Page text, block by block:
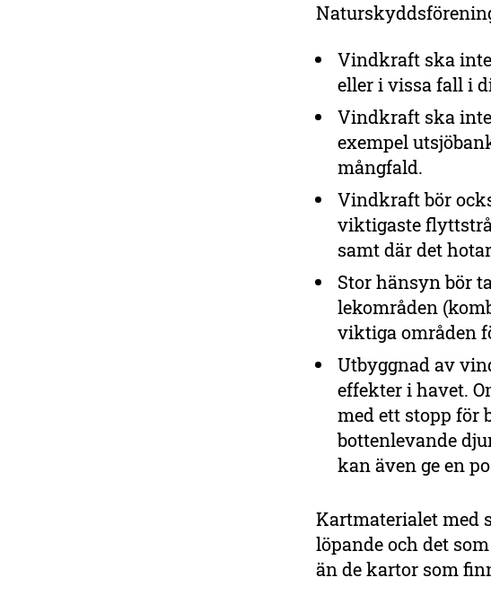
Vindkraft ska
eller i vissa fall i
Vindkraft ska
exempel
mångfald.
Vindkraft bör
viktigaste
samt där det
Stor hänsyn bör
lekområden
viktiga områden
Utbyggnad av
effekter i havet.
med ett stopp för
bottenlevande
kan även ge en
Kartmaterialet med
löpande och det
än de kartor som